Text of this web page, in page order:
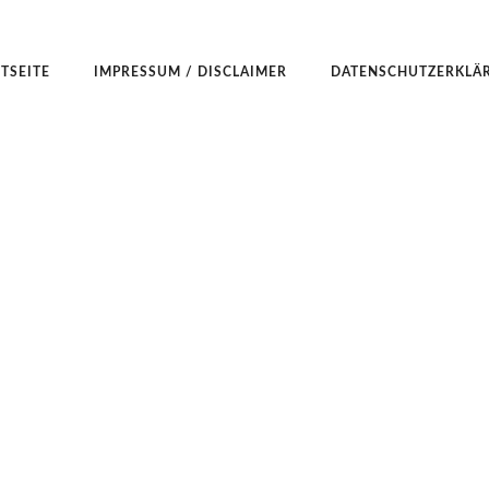
IMPRESSUM / DISCLAIMER